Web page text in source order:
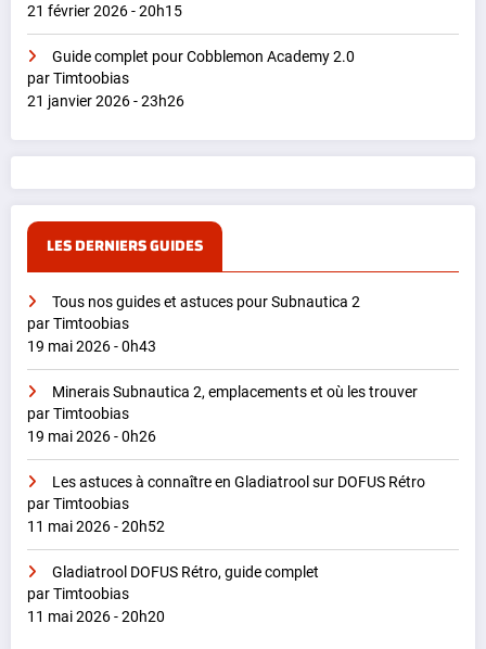
21 février 2026 - 20h15
Guide complet pour Cobblemon Academy 2.0
par Timtoobias
21 janvier 2026 - 23h26
LES DERNIERS GUIDES
Tous nos guides et astuces pour Subnautica 2
par Timtoobias
19 mai 2026 - 0h43
Minerais Subnautica 2, emplacements et où les trouver
par Timtoobias
19 mai 2026 - 0h26
Les astuces à connaître en Gladiatrool sur DOFUS Rétro
par Timtoobias
11 mai 2026 - 20h52
Gladiatrool DOFUS Rétro, guide complet
par Timtoobias
11 mai 2026 - 20h20